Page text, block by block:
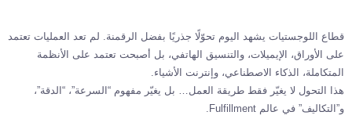
قطاع اللوجستيات يشهد اليوم تحوّلًا جذريًا بفضل الرقمنة. لم تعد العمليات تعتمد
على الأوراق، الإيميلات، والتنسيق الهاتفي، بل أصبحت تعتمد على الأنظمة
المتكاملة، الذكاء الاصطناعي، وإنترنت الأشياء.
هذا التحول لا يغيّر فقط طريقة العمل… بل يغيّر مفهوم “السرعة”، “الدقة”،
و”التكاليف” في عالم Fulfillment.